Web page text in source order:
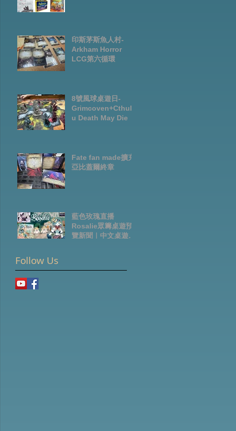
印斯茅斯魚人村-
Arkham Horror
LCG第六循環
8號風球桌遊日-
Grimcoven+Cthulh
u Death May Die
Fate fan made擴充-
亞比蓋爾終章
藍色玫瑰直播
Rosalie眾籌桌遊預
覽新聞｜中文桌遊節
Follow Us